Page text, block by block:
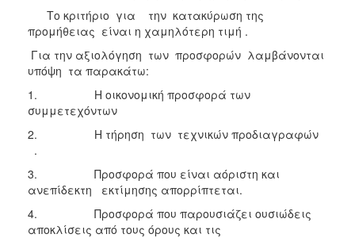
Το κριτήριο για την κατακύρωση της
προμήθειας είναι η χαμηλότερη τιμή .
Για την αξιολόγηση των προσφορών λαμβάνονται
υπόψη τα παρακάτω:
1. Η οικονομική προσφορά των
συμμετεχόντων
2. Η τήρηση των τεχνικών προδιαγραφών
.
3. Προσφορά που είναι αόριστη και
ανεπίδεκτη εκτίμησης απορρίπτεται.
4. Προσφορά που παρουσιάζει ουσιώδεις
αποκλίσεις από τους όρους και τις